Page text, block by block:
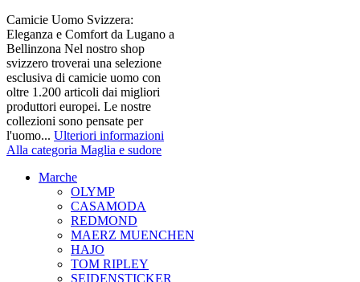
Camicie Uomo Svizzera:
Eleganza e Comfort da Lugano a
Bellinzona Nel nostro shop
svizzero troverai una selezione
esclusiva di camicie uomo con
oltre 1.200 articoli dai migliori
produttori europei. Le nostre
collezioni sono pensate per
l'uomo... Ulteriori informazioni
Alla categoria Maglia e sudore
Marche
OLYMP
CASAMODA
REDMOND
MAERZ MUENCHEN
HAJO
TOM RIPLEY
SEIDENSTICKER